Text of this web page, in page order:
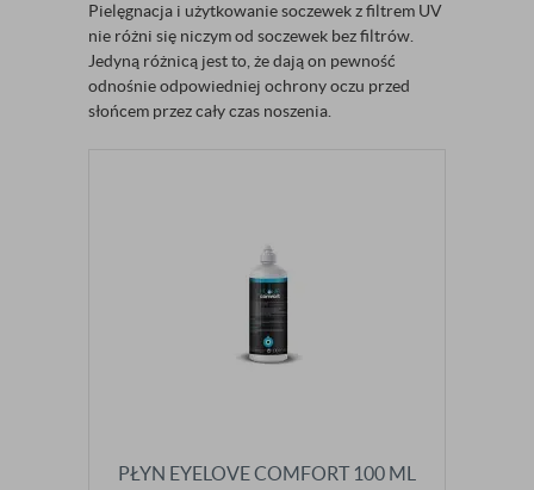
Pielęgnacja i użytkowanie soczewek z filtrem UV
nie różni się niczym od soczewek bez filtrów.
Jedyną różnicą jest to, że dają on pewność
odnośnie odpowiedniej ochrony oczu przed
słońcem przez cały czas noszenia.
PŁYN EYELOVE COMFORT 100 ML